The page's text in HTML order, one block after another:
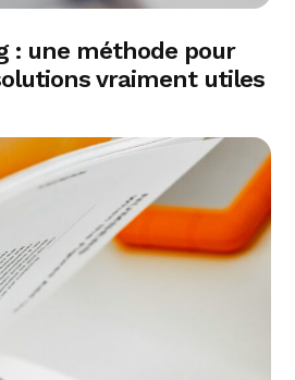
: une méthode pour
vraiment utiles